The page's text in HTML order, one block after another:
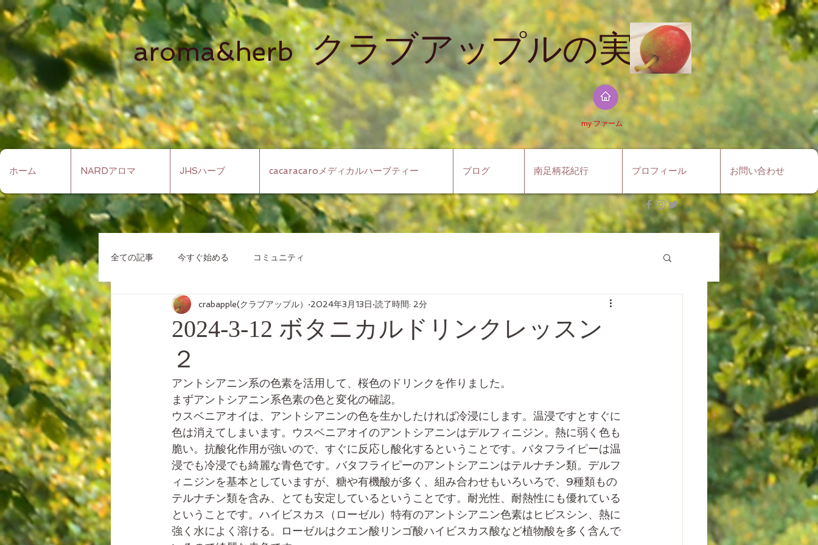
aroma&herbクラブアップルの実​
​my ファーム
ホーム NARDアロマ JHSハーブ cacaracaroメディカルハーブティー ブログ 南足柄花紀行 プロフィール お問い合わせ
全ての記事 今すぐ始める コミュニティ
2024-3-12 ボタニカルドリンクレッスン
２
crabapple(クラブアップル） 2024年3月13日 読了時間: 2分
アントシアニン系の色素を活用して、桜色のドリンクを作りました。
まずアントシアニン系色素の色と変化の確認。
ウスベニアオイは、アントシアニンの色を生かしたければ冷浸にします。温浸ですとすぐに
色は消えてしまいます。ウスベニアオイのアントシアニンはデルフィニジン。熱に弱く色も
脆い。抗酸化作用が強いので、すぐに反応し酸化するということです。バタフライピーは温
浸でも冷浸でも綺麗な青色です。バタフライピーのアントシアニンはテルナチン類。デルフ
ィニジンを基本としていますが、糖や有機酸が多く、組み合わせもいろいろで、9種類もの
テルナチン類を含み、とても安定しているということです。耐光性、耐熱性にも優れている
ということです。ハイビスカス（ローゼル）特有のアントシアニン色素はヒビスシン、熱に
強く水によく溶ける。ローゼルはクエン酸リンゴ酸ハイビスカス酸など植物酸を多く含んで